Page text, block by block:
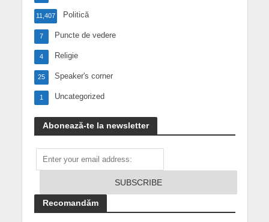
Politică
11,407
Puncte de vedere
7
Religie
4
Speaker's corner
25
Uncategorized
1
Abonează-te la newsletter
Recomandăm